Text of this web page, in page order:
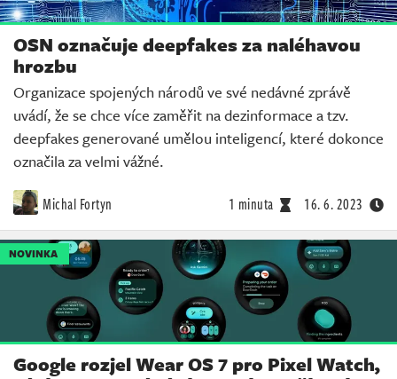
OSN označuje deepfakes za naléhavou
hrozbu
Organizace spojených národů ve své nedávné zprávě
uvádí, že se chce více zaměřit na dezinformace a tzv.
deepfakes generované umělou inteligencí, které dokonce
označila za velmi vážné.
Michal Fortyn 1 minuta 16. 6. 2023
NOVINKA
Google rozjel Wear OS 7 pro Pixel Watch,